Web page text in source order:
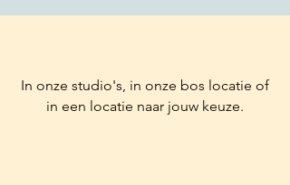
In onze studio's, in onze bos locatie of
in een locatie naar jouw keuze.